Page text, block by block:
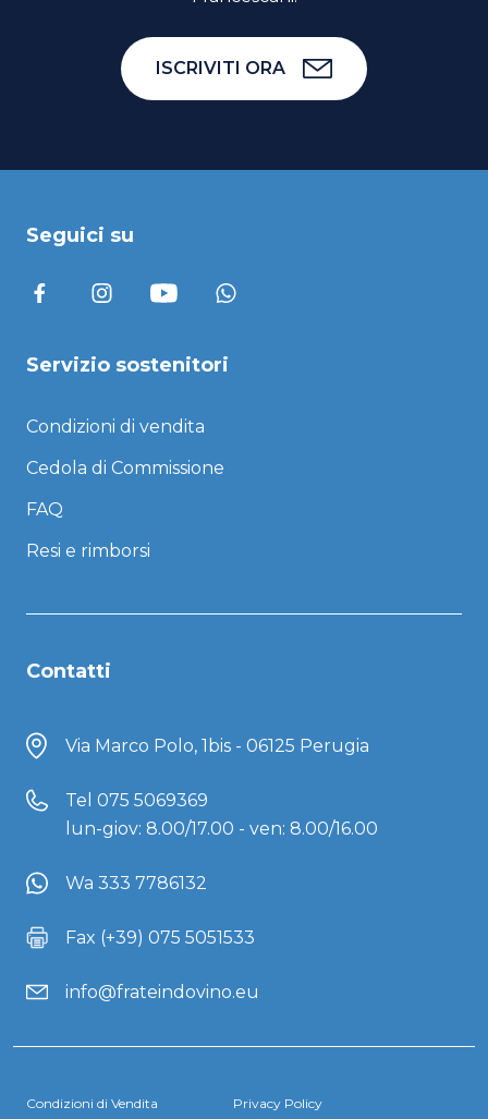
ISCRIVITI ORA
Seguici su
Servizio sostenitori
Condizioni di vendita
Cedola di Commissione
FAQ
Resi e rimborsi
Contatti
Via Marco Polo, 1bis - 06125 Perugia
Tel 075 5069369
lun-giov: 8.00/17.00 - ven: 8.00/16.00
Wa 333 7786132
Fax (+39) 075 5051533
info@frateindovino.eu
Condizioni di Vendita Privacy Policy